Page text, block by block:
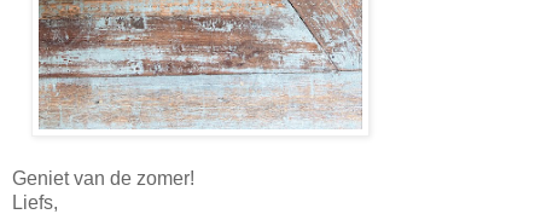
Geniet van de zomer!
Liefs,